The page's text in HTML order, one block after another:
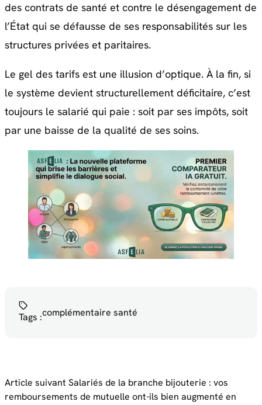
des contrats de santé et contre le désengagement de
l’État qui se défausse de ses responsabilités sur les
structures privées et paritaires.
Le gel des tarifs est une illusion d’optique. À la fin, si
le système devient structurellement déficitaire, c’est
toujours le salarié qui paie : soit par ses impôts, soit
par une baisse de la qualité de ses soins.
Tags :complémentaire santé
Article suivant Salariés de la branche bijouterie : vos
remboursements de mutuelle ont-ils bien augmenté en